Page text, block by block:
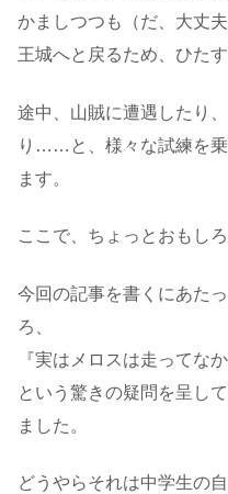
かましつつも（だ、大丈
王城へと戻るため、ひた
途中、山賊に遭遇したり
り……と、様々な試練を乗
ます。
ここで、ちょっとおもし
今回の記事を書くにあた
ろ、
『実はメロスは走ってな
という驚きの疑問を呈し
ました。
どうやらそれは中学生の